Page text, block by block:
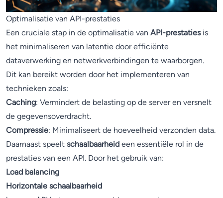
Optimalisatie van API-prestaties
Een cruciale stap in de optimalisatie van API-prestatiesis
het minimaliseren van latentie door efficiënte
dataverwerking en netwerkverbindingen te waarborgen.
Dit kan bereikt worden door het implementeren van
technieken zoals:
Caching: Vermindert de belasting op de server en versnelt
de gegevensoverdracht.
Compressie: Minimaliseert de hoeveelheid verzonden data.
Daarnaast speelt schaalbaarheid een essentiële rol in de
prestaties van een API. Door het gebruik van:
Load balancing
Horizontale schaalbaarheid